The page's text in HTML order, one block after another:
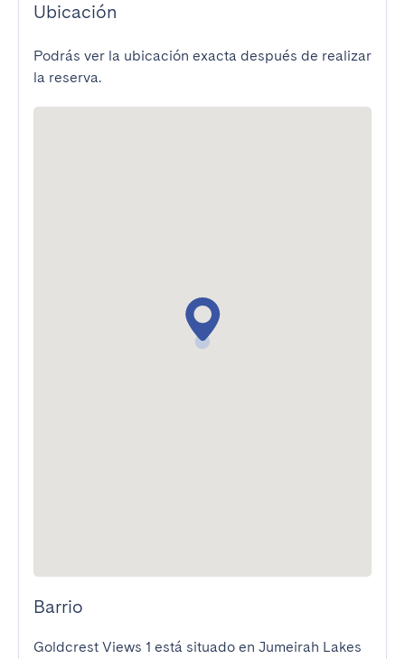
Ubicación
Podrás ver la ubicación exacta después de realizar
la reserva.
Barrio
Goldcrest Views 1 está situado en Jumeirah Lakes